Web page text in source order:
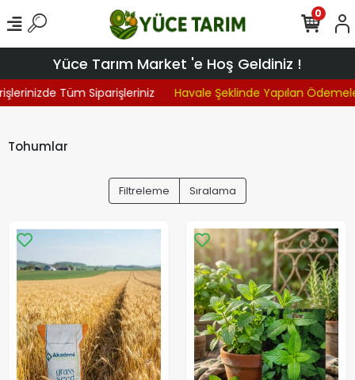
Yüce Tarım Market 'e Hoş Geldiniz !
Tüm Siparişleriniz Havale Şeklinde Yapılan
0
Tohumlar
Filtreleme Sıralama